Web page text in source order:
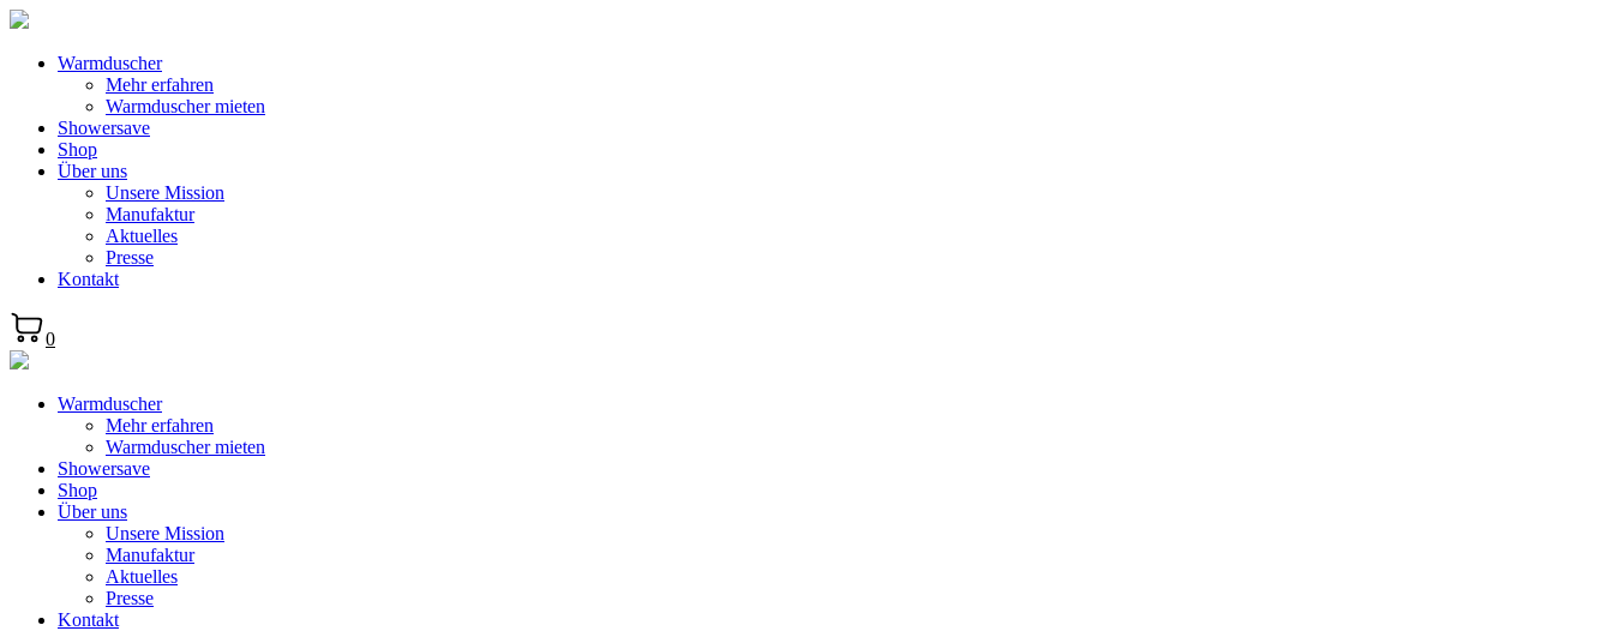
Warmduscher
Mehr erfahren
Warmduscher mieten
Showersave
Shop
Über uns
Unsere Mission
Manufaktur
Aktuelles
Presse
Kontakt
0
Warmduscher
Mehr erfahren
Warmduscher mieten
Showersave
Shop
Über uns
Unsere Mission
Manufaktur
Aktuelles
Presse
Kontakt